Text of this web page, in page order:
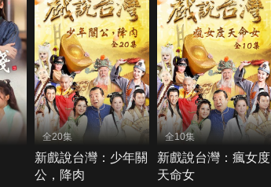
全20集
新戲說台灣：少年關
公，降肉
全10集
新戲說台灣：瘋女度
天命女